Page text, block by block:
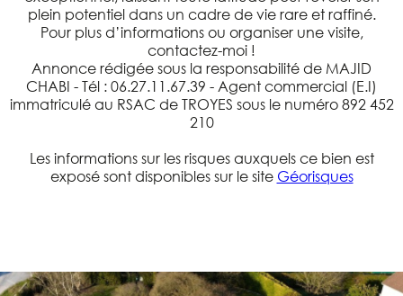
plein potentiel dans un cadre de vie rare et raffiné.
Pour plus d’informations ou organiser une visite,
contactez-moi !
Annonce rédigée sous la responsabilité de MAJID
CHABI - Tél : 06.27.11.67.39 - Agent commercial (E.I)
immatriculé au RSAC de TROYES sous le numéro 892 452
210
Les informations sur les risques auxquels ce bien est
exposé sont disponibles sur le site Géorisques